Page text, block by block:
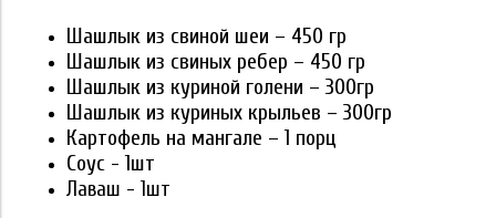
Шашлык из свиной шеи – 450 гр
Шашлык из свиных ребер – 450 гр
Шашлык из куриной голени – 300гр
Шашлык из куриных крыльев – 300гр
Картофель на мангале – 1 порц
Соус - 1шт
Лаваш - 1шт